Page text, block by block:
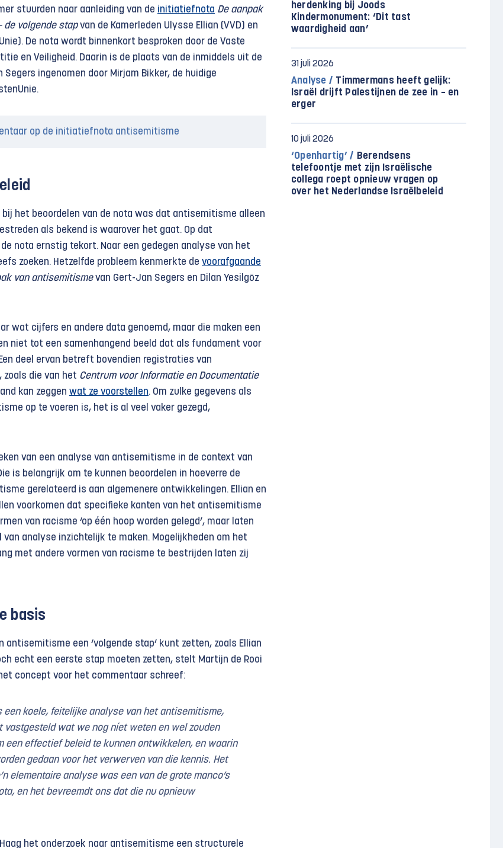
stuurden naar aanleiding van de initiatiefnota De aanpak
de volgende stapvan de Kamerleden Ulysse Ellian (VVD) en
De nota wordt binnenkort besproken door de Vaste
en Veiligheid. Daarin is de plaats van de inmiddels uit de
ingenomen door Mirjam Bikker, de huidige
op de initiatiefnota antisemitisme
het beoordelen van de nota was dat antisemitisme alleen
als bekend is waarover het gaat. Op dat
nota ernstig tekort. Naar een gedegen analyse van het
zoeken. Hetzelfde probleem kenmerkte de voorafgaande
van antisemitismevan Gert-Jan Segers en Dilan Yesilgöz
wat cijfers en andere data genoemd, maar die maken een
niet tot een samenhangend beeld dat als fundament voor
deel ervan betreft bovendien registraties van
die van het Centrum voor Informatie en Documentatie
kan zeggen wat ze voorstellen. Om zulke gegevens als
op te voeren is, het is al veel vaker gezegd,
van een analyse van antisemitisme in de context van
is belangrijk om te kunnen beoordelen in hoeverre de
gerelateerd is aan algemenere ontwikkelingen. Ellian en
voorkomen dat specifieke kanten van het antisemitisme
van racisme ‘op één hoop worden gelegd’, maar laten
van analyse inzichtelijk te maken. Mogelijkheden om het
met andere vormen van racisme te bestrijden laten zij
basis
antisemitisme een ‘volgende stap’ kunt zetten, zoals Ellian
echt een eerste stap moeten zetten, stelt Martijn de Rooi
concept voor het commentaar schreef:
een koele, feitelijke analyse van het antisemitisme,
vastgesteld wat we nog níet weten en wel zouden
een effectief beleid te kunnen ontwikkelen, en waarin
gedaan voor het verwerven van die kennis. Het
elementaire analyse was een van de grote manco’s
en het bevreemdt ons dat die nu opnieuw
het onderzoek naar antisemitisme een structurele
herdenking bij Joods
Kindermonument: ‘Dit tast
waardigheid aan’
31 juli 2026
Analyse / Timmermans heeft gelijk:
Israël drijft Palestijnen de zee in – en
erger
10 juli 2026
‘Openhartig’ / Berendsens
telefoontje met zijn Israëlische
collega roept opnieuw vragen op
over het Nederlandse Israëlbeleid